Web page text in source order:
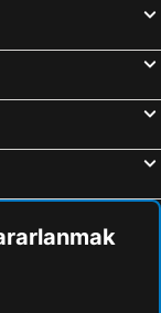
Makedonya Otel